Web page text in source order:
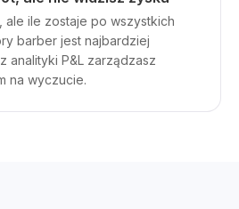
ale ile zostaje po wszystkich
barber jest najbardziej
analityki P&L zarządzasz
na wyczucie.